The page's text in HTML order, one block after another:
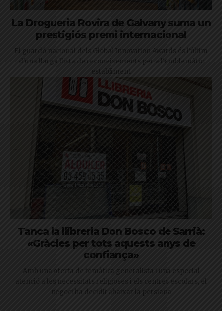
La Drogueria Rovira de Galvany suma un
prestigiós premi internacional
El guardó nacional dels Global Innovation Awards és l'últim
d'una llarga llista de reconeixements per a l'emblemàtic
establiment
Tanca la llibreria Don Bosco de Sarrià:
«Gràcies per tots aquests anys de
confiança»
Amb una oferta de temàtica generalista i una especial
atenció a les necessitats religioses i els centres escolars, el
negoci ha decidit abaixar la persiana